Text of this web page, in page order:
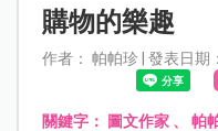
購物的樂趣
作者： 帕帕珍 | 發表日期
關鍵字： 圖文作家、 帕